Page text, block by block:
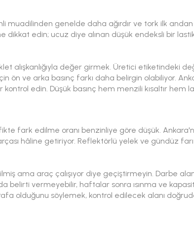
muadilinden genelde daha ağırdır ve tork ilk
dikkat edin; ucuz diye alınan düşük endeksli bir
alışkanlığıyla değer girmek. Üretici etiketindeki
ön ve arka basınç farkı daha belirgin olabiliyor.
edin. Düşük basınç hem menzili kısaltır hem
fark edilme oranı benzinliye göre düşük.
hâline getiriyor. Reflektörlü yelek ve gündüz farı
ama araç çalışıyor diye geçiştirmeyin. Darbe
belirti vermeyebilir, haftalar sonra ısınma ve
olduğunu söylemek, kontrol edilecek alanı